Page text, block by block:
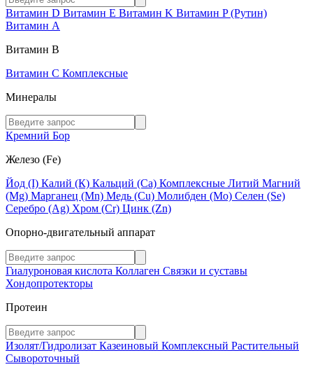
Витамин D Витамин E Витамин K Витамин P (Рутин)
Витамин А
Витамин В
Витамин C Комплексные
Минералы
Кремний Бор
Железо (Fe)
Йод (I) Калий (К) Кальций (Са) Комплексные Литий Магний
(Mg) Марганец (Mn) Медь (Сu) Молибден (Мо) Селен (Se)
Серебро (Ag) Хром (Cr) Цинк (Zn)
Опорно-двигательный аппарат
Гиалуроновая кислота Коллаген Связки и суставы
Хондопротекторы
Протеин
Изолят/Гидролизат Казеиновый Комплексный Растительный
Сывороточный